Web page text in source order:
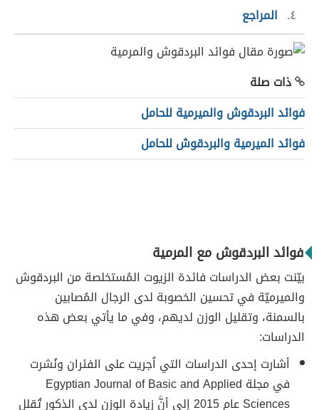
٤
المراجع
ذات صلة
فوائد البردقوش والميرمية للحامل
فوائد الميرمية والبردقوش للحامل
فوائد البردقوش مع المرمية
بيّنت بعض الدراسات فائدة الزيوت المُستخلصة من البردقوش
والميرميّة في تحسين الخصوبة لدى الرجال المُصابين
بالسمنة، وتقليل الوزن لديهم، وفي ما يأتي بعض هذه
الدراسات:
أشارت إحدى الدراسات التي اُجريت على الفئران ونُشرت
في مجلة Egyptian Journal of Basic and Applied
Sciences عام 2015 إلى أنَّ زيادة الوزن لدى الذكور تُقلل